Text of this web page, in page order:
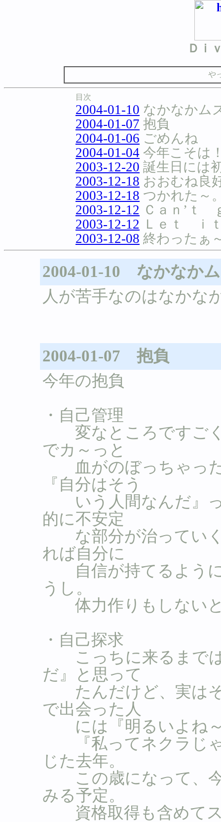
Ｄｉ
や
目次
2004-01-10 なかなかム
2004-01-07 抱負
2004-01-06 ごめんね
2004-01-04 今年こそは
2003-12-20 誕生日には
2003-12-18 おおむね良
2003-12-18 つかれた～
2003-12-12 Ｃａｎ’ｔ
2003-12-12 Ｌｅｔ ｉ
2003-12-08 終わったぁ
2004-01-10 なかなか
人が苦手なのはなかな
2004-01-07 抱負
今年の抱負
・自己管理
変なところですごく
でカ～っと
血がのぼっちゃった
『自分はそう
いう人間なんだ』っ
的に不安定
な部分が治っていく
れば自分に
自信が持てるように
うし。
体力作りもしない
・自己探求
こっちに来るまでは
だ』と思って
たんだけど、実はそ
で出会った人
には『明るいよね～
『私ってネクラじゃ
じた去年。
この歳になって、今
みる予定。
資格取得も含めてス